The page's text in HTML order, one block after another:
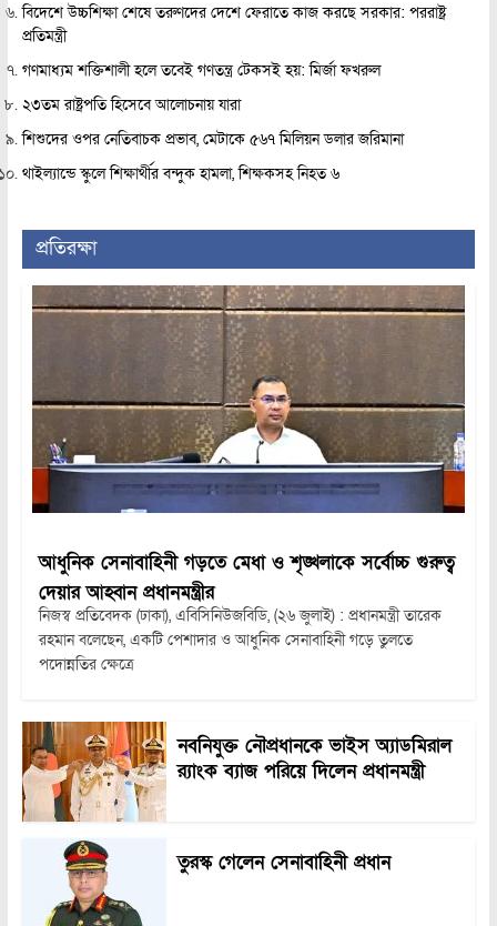
বিদেশে উচ্চশিক্ষা শেষে তরুণদের দেশে ফেরাতে কাজ করছে সরকার: পররাষ্ট্র
প্রতিমন্ত্রী
গণমাধ্যম শক্তিশালী হলে তবেই গণতন্ত্র টেকসই হয়: মির্জা ফখরুল
২৩তম রাষ্ট্রপতি হিসেবে আলোচনায় যারা
শিশুদের ওপর নেতিবাচক প্রভাব, মেটাকে ৫৬৭ মিলিয়ন ডলার জরিমানা
থাইল্যান্ডে স্কুলে শিক্ষার্থীর বন্দুক হামলা, শিক্ষকসহ নিহত ৬
প্রতিরক্ষা
আধুনিক সেনাবাহিনী গড়তে মেধা ও শৃঙ্খলাকে সর্বোচ্চ গুরুত্ব
দেয়ার আহ্বান প্রধানমন্ত্রীর
নিজস্ব প্রতিবেদক (ঢাকা), এবিসিনিউজবিডি, (২৬ জুলাই) : প্রধানমন্ত্রী তারেক
রহমান বলেছেন, একটি পেশাদার ও আধুনিক সেনাবাহিনী গড়ে তুলতে
পদোন্নতির ক্ষেত্রে
নবনিযুক্ত নৌপ্রধানকে ভাইস অ্যাডমিরাল
র‍্যাংক ব্যাজ পরিয়ে দিলেন প্রধানমন্ত্রী
তুরস্ক গেলেন সেনাবাহিনী প্রধান